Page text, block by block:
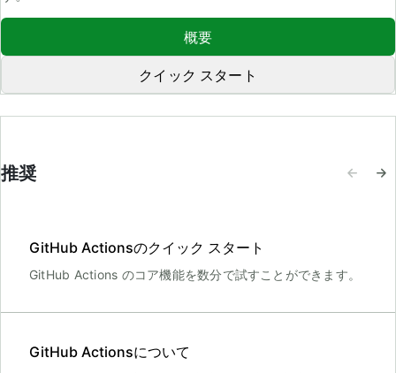
概要
クイック スタート
推奨
GitHub Actionsのクイック スタート
GitHub Actions のコア機能を数分で試すことができます。
GitHub Actionsについて